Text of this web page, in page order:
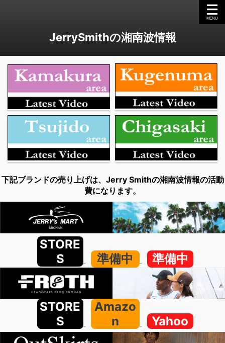
JerrySmithの湘南波情報
下記ブランドの売り上げは、Jerry Smithの湘南波情報の活動
費になります。
STORE
S
準備中 準備中
STORE
S
Amazo
n
Yahoo